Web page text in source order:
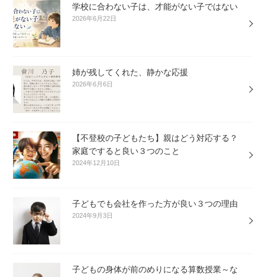
学校に合わない子は、才能がない子ではない
2026年6月22日
姉が残してくれた、静かな応援
2026年6月6日
【不登校の子どもたち】親はどう対応する？
家庭ですると良い３つのこと
2024年12月10日
子どもでも会社を作った方が良い３つの理由
2024年9月3日
子どもの身体が前のめりになる算数授業～な